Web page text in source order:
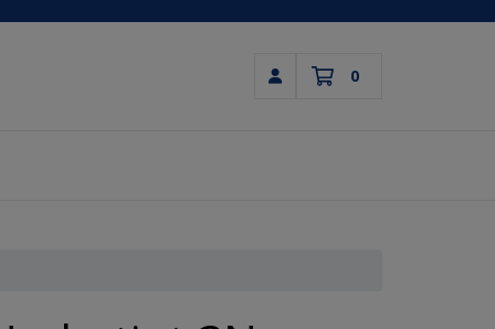
InloggenWinkelwagen
0